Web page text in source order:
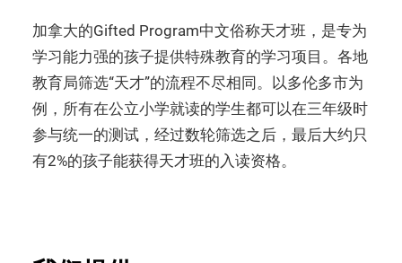
加拿大的Gifted Program中文俗称天才班，是专为
学习能力强的孩子提供特殊教育的学习项目。各地
教育局筛选“天才”的流程不尽相同。以多伦多市为
例，所有在公立小学就读的学生都可以在三年级时
参与统一的测试，经过数轮筛选之后，最后大约只
有2%的孩子能获得天才班的入读资格。